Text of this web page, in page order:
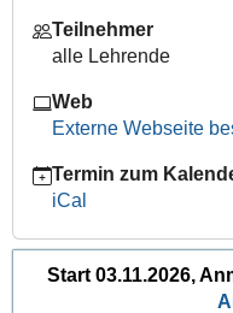
Zeitalter
live-
Online-
Selbstlernkursen
KI-
Chatbots
Teilnehmer
alle Lehrende
Web
Externe Webseite
Termin zum
iCal
Start 03.11.2026,